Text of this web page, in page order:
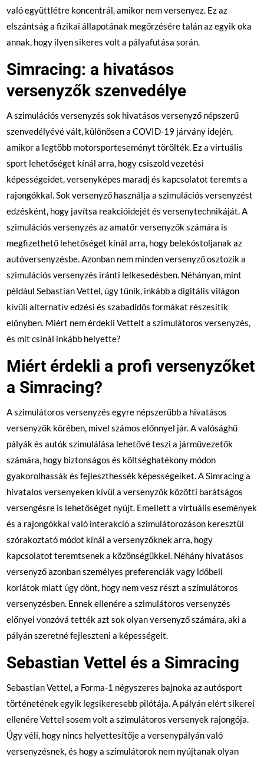
való együttlétre koncentrál, amikor nem versenyez. Ez az
elszántság a fizikai állapotának megőrzésére talán az egyik oka
annak, hogy ilyen sikeres volt a pályafutása során.
Simracing: a hivatásos
versenyzők szenvedélye
A szimulációs versenyzés sok hivatásos versenyző népszerű
szenvedélyévé vált, különösen a COVID-19 járvány idején,
amikor a legtöbb motorsporteseményt törölték. Ez a virtuális
sport lehetőséget kínál arra, hogy csiszold vezetési
képességeidet, versenyképes maradj és kapcsolatot teremts a
rajongókkal. Sok versenyző használja a szimulációs versenyzést
edzésként, hogy javítsa reakcióidejét és versenytechnikáját. A
szimulációs versenyzés az amatőr versenyzők számára is
megfizethető lehetőséget kínál arra, hogy belekóstoljanak az
autóversenyzésbe. Azonban nem minden versenyző osztozik a
szimulációs versenyzés iránti lelkesedésben. Néhányan, mint
például Sebastian Vettel, úgy tűnik, inkább a digitális világon
kívüli alternatív edzési és szabadidős formákat részesítik
előnyben. Miért nem érdekli Vettelt a szimulátoros versenyzés,
és mit csinál inkább helyette?
Miért érdekli a profi versenyzőket
a Simracing?
A szimulátoros versenyzés egyre népszerűbb a hivatásos
versenyzők körében, mivel számos előnnyel jár. A valósághű
pályák és autók szimulálása lehetővé teszi a járművezetők
számára, hogy biztonságos és költséghatékony módon
gyakorolhassák és fejleszthessék képességeiket. A Simracing a
hivatalos versenyeken kívül a versenyzők közötti barátságos
versengésre is lehetőséget nyújt. Emellett a virtuális események
és a rajongókkal való interakció a szimulátorozáson keresztül
szórakoztató módot kínál a versenyzőknek arra, hogy
kapcsolatot teremtsenek a közönségükkel. Néhány hivatásos
versenyző azonban személyes preferenciák vagy időbeli
korlátok miatt úgy dönt, hogy nem vesz részt a szimulátoros
versenyzésben. Ennek ellenére a szimulátoros versenyzés
előnyei vonzóvá tették azt sok olyan versenyző számára, aki a
pályán szeretné fejleszteni a képességeit.
Sebastian Vettel és a Simracing
Sebastian Vettel, a Forma-1 négyszeres bajnoka az autósport
történetének egyik legsikeresebb pilótája. A pályán elért sikerei
ellenére Vettel sosem volt a szimulátoros versenyek rajongója.
Úgy véli, hogy nincs helyettesítője a versenypályán való
versenyzésnek, és hogy a szimulátorok nem nyújtanak olyan